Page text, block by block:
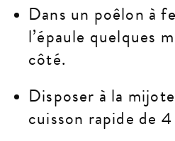
Dans un poêlon à
l’épaule quelques
côté.
Disposer à la
cuisson rapide de